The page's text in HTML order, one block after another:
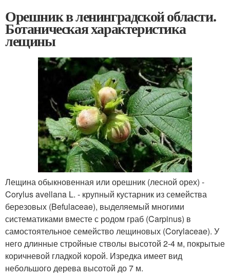
Орешник в ленинградской области.
Ботаническая характеристика
лещины
Лещина обыкновенная или орешник (лесной орех) -
Corylus avellana L. - крупный кустарник из семейства
березовых (Befulaceae), выделяемый многими
систематиками вместе с родом граб (Carpinus) в
самостоятельное семейство лещиновых (Corylaceae). У
него длинные стройные стволы высотой 2-4 м, покрытые
коричневой гладкой корой. Изредка имеет вид
небольшого дерева высотой до 7 м.